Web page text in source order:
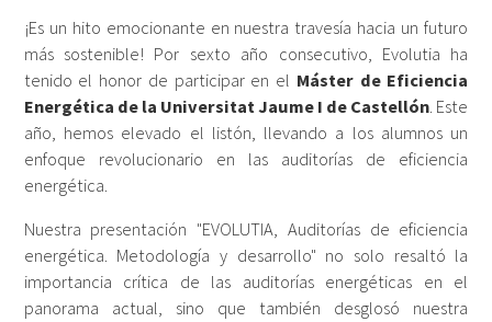
¡Es un hito emocionante en nuestra travesía hacia un futuro
más sostenible! Por sexto año consecutivo, Evolutia ha
tenido el honor de participar en el Máster de Eficiencia
Energética de la Universitat Jaume I de Castellón . Este
año, hemos elevado el listón, llevando a los alumnos un
enfoque revolucionario en las auditorías de eficiencia
energética.
Nuestra presentación "EVOLUTIA, Auditorías de eficiencia
energética. Metodología y desarrollo" no solo resaltó la
importancia crítica de las auditorías energéticas en el
panorama actual, sino que también desglosó nuestra